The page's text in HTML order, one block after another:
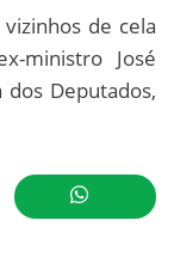
de cela
ministro José
Deputados,